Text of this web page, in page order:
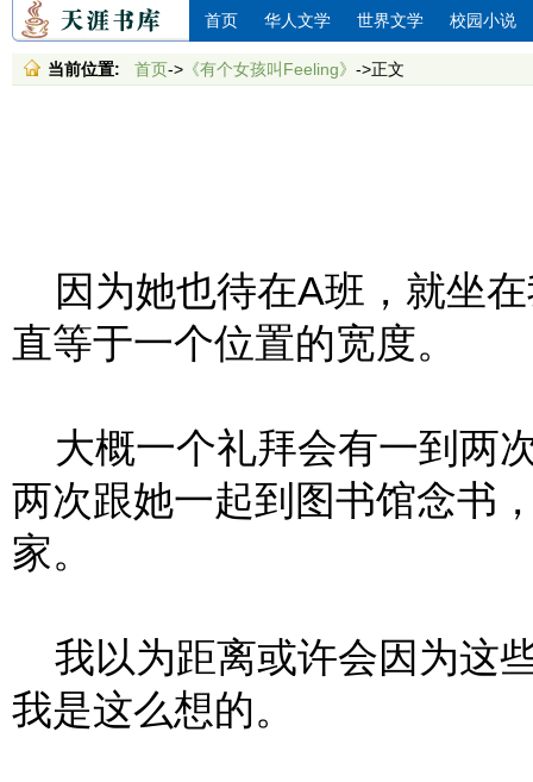
首页 华人文学 世界文学 校园小说
当前位置: 首页-> 《有个女孩叫Feeling》 ->正文
因为她也待在A班，就坐
直等于一个位置的宽度。
大概一个礼拜会有一到两
两次跟她一起到图书馆念书
家。
我以为距离或许会因为这
我是这么想的。